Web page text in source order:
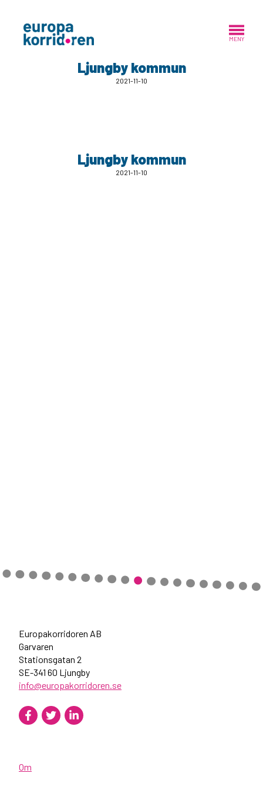
MENY
Ljungby kommun
2021-11-10
Ljungby kommun
2021-11-10
Europakorridoren AB
Garvaren
Stationsgatan 2
SE-341 60 Ljungby
info@europakorridoren.se
Om